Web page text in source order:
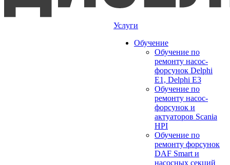
Услуги
Обучение
Обучение по
ремонту насос-
форсунок Delphi
E1, Delphi E3
Обучение по
ремонту насос-
форсунок и
актуаторов Scania
HPI
Обучение по
ремонту форсунок
DAF Smart и
насосных секций